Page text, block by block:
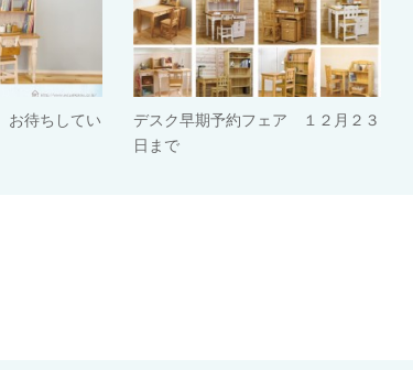
待ちしてい
デスク早期予約フェア １２月２３
日まで